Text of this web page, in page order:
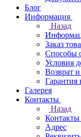
Блог
Информация
Назад
Заказ
Способы
Условия
Возврат
Гарантия
Галерея
Контакты
Назад
Контакты
Адрес